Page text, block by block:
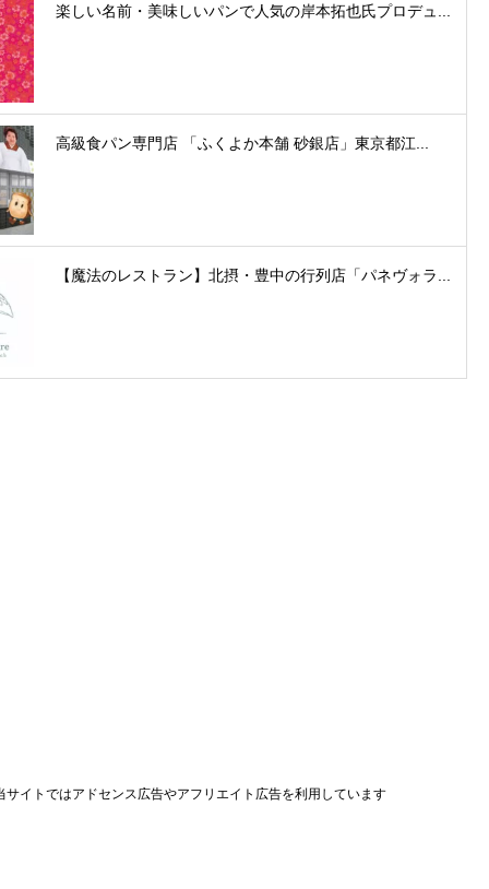
楽しい名前・美味しいパンで人気の岸本拓也氏プロデュ...
高級食パン専門店 「ふくよか本舗 砂銀店」東京都江...
【魔法のレストラン】北摂・豊中の行列店「パネヴォラ...
サイトではアドセンス広告やアフリエイト広告を利用しています